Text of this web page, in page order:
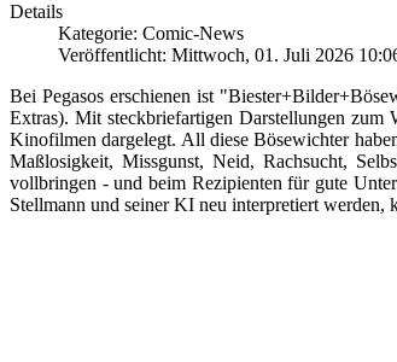
Details
Kategorie: Comic-News
Veröffentlicht: Mittwoch, 01. Juli 2026
Bei Pegasos erschienen ist
Extras). Mit steckbriefartigen Darstellungen zum
Kinofilmen dargelegt. All diese Bösewichter
Maßlosigkeit, Missgunst, Neid, Rachsucht,
vollbringen - und beim Rezipienten für gute
Stellmann und seiner KI neu interpretiert werden,